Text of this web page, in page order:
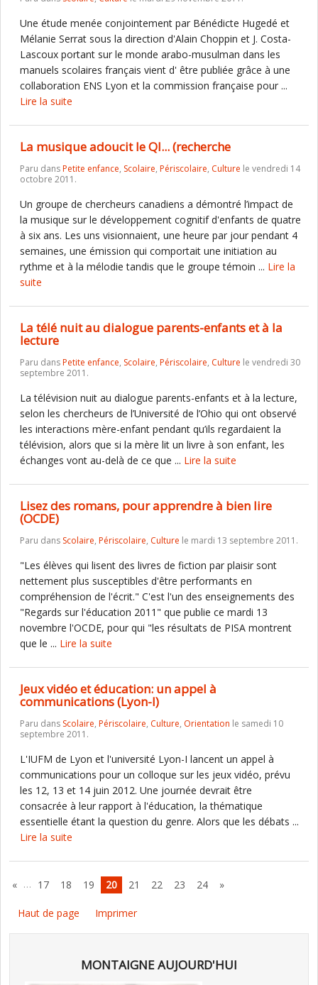
Une étude menée conjointement par Bénédicte Hugedé et
Mélanie Serrat sous la direction d'Alain Choppin et J. Costa-
Lascoux portant sur le monde arabo-musulman dans les
manuels scolaires français vient d' être publiée grâce à une
collaboration ENS Lyon et la commission française pour ...
Lire la suite
La musique adoucit le QI... (recherche
Paru dansPetite enfance, Scolaire, Périscolaire, Culture le vendredi 14
octobre 2011.
Un groupe de chercheurs canadiens a démontré l’impact de
la musique sur le développement cognitif d'enfants de quatre
à six ans. Les uns visionnaient, une heure par jour pendant 4
semaines, une émission qui comportait une initiation au
rythme et à la mélodie tandis que le groupe témoin ... Lire la
suite
La télé nuit au dialogue parents-enfants et à la
lecture
Paru dansPetite enfance, Scolaire, Périscolaire, Culture le vendredi 30
septembre 2011.
La télévision nuit au dialogue parents-enfants et à la lecture,
selon les chercheurs de l’Université de l’Ohio qui ont observé
les interactions mère-enfant pendant qu’ils regardaient la
télévision, alors que si la mère lit un livre à son enfant, les
échanges vont au-delà de ce que ... Lire la suite
Lisez des romans, pour apprendre à bien lire
(OCDE)
Paru dans Scolaire, Périscolaire, Culture le mardi 13 septembre 2011.
"Les élèves qui lisent des livres de fiction par plaisir sont
nettement plus susceptibles d'être performants en
compréhension de l'écrit." C'est l'un des enseignements des
"Regards sur l'éducation 2011" que publie ce mardi 13
novembre l'OCDE, pour qui "les résultats de PISA montrent
que le ... Lire la suite
Jeux vidéo et éducation: un appel à
communications (Lyon-I)
Paru dans Scolaire, Périscolaire, Culture, Orientation le samedi 10
septembre 2011.
L'IUFM de Lyon et l'université Lyon-I lancent un appel à
communications pour un colloque sur les jeux vidéo, prévu
les 12, 13 et 14 juin 2012. Une journée devrait être
consacrée à leur rapport à l'éducation, la thématique
essentielle étant la question du genre. Alors que les débats ...
Lire la suite
« … 17 18 19 20 21 22 23 24 »
Haut de page Imprimer
MONTAIGNE AUJOURD'HUI